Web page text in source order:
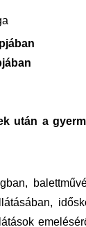
után a